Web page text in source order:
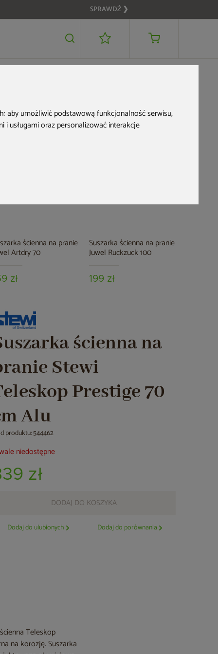
aby umożliwić podstawową funkcjonalność serwisu,
i usługami oraz personalizować interakcje
SPRAWDŹ ❯
339 zł DODAJ DO KOSZYKA
ścienna na pranie
Artdry 70
zł
Suszarka ścienna na pranie
Juwel Ruckzuck 100
199 zł
ścienna na
Stewi
Prestige 70
Alu
produktu: 544462
niedostępne
zł
DODAJ DO KOSZYKA
Dodaj do ulubionych Dodaj do porównania
Teleskop
na korozję. Suszarka